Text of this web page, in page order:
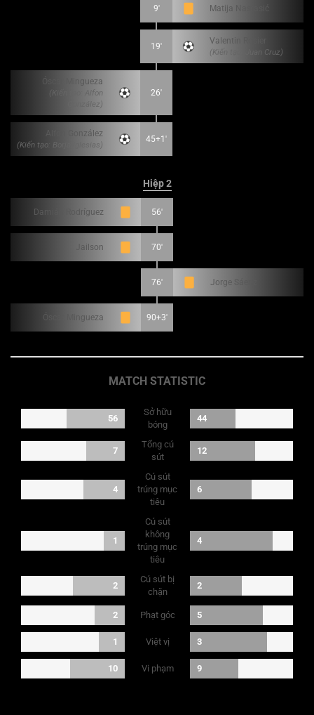
9' Matija Nastasić
19'
Valentin Rosier
(Kiến tạo: Juan Cruz)
Óscar Mingueza
(Kiến tạo: Alfon
González)
26'
Alfon González
(Kiến tạo: Borja Iglesias)
45+1'
Hiệp 2
Damián Rodríguez 56'
Jailson 70'
76' Jorge Sáenz
Óscar Mingueza 90+3'
MATCH STATISTIC
56
Sở hữu
bóng
44
7
Tổng cú
sút
12
4
Cú sút
trúng mục
tiêu
6
1
Cú sút
không
trúng mục
tiêu
4
2
Cú sút bị
chặn
2
2 Phạt góc 5
1 Việt vị 3
10 Vi phạm 9